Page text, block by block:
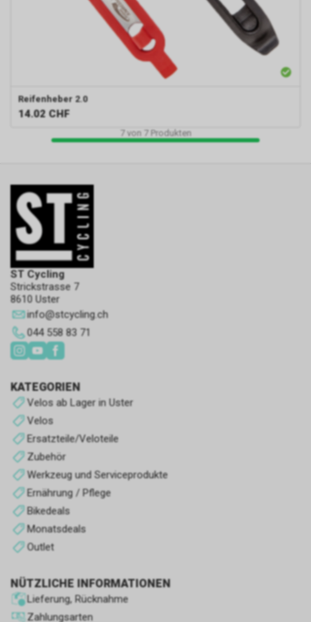
Reifenheber 2.0
14.02 CHF
7von 7Produkten
ST Cycling
Strickstrasse 7
8610 Uster
info@stcycling.ch
044 558 83 71
KATEGORIEN
Velos ab Lager in Uster
Velos
Ersatzteile/Veloteile
Zubehör
Werkzeug und Serviceprodukte
Ernährung / Pflege
Bikedeals
Monatsdeals
Outlet
NÜTZLICHE INFORMATIONEN
Lieferung, Rücknahme
Zahlungsarten